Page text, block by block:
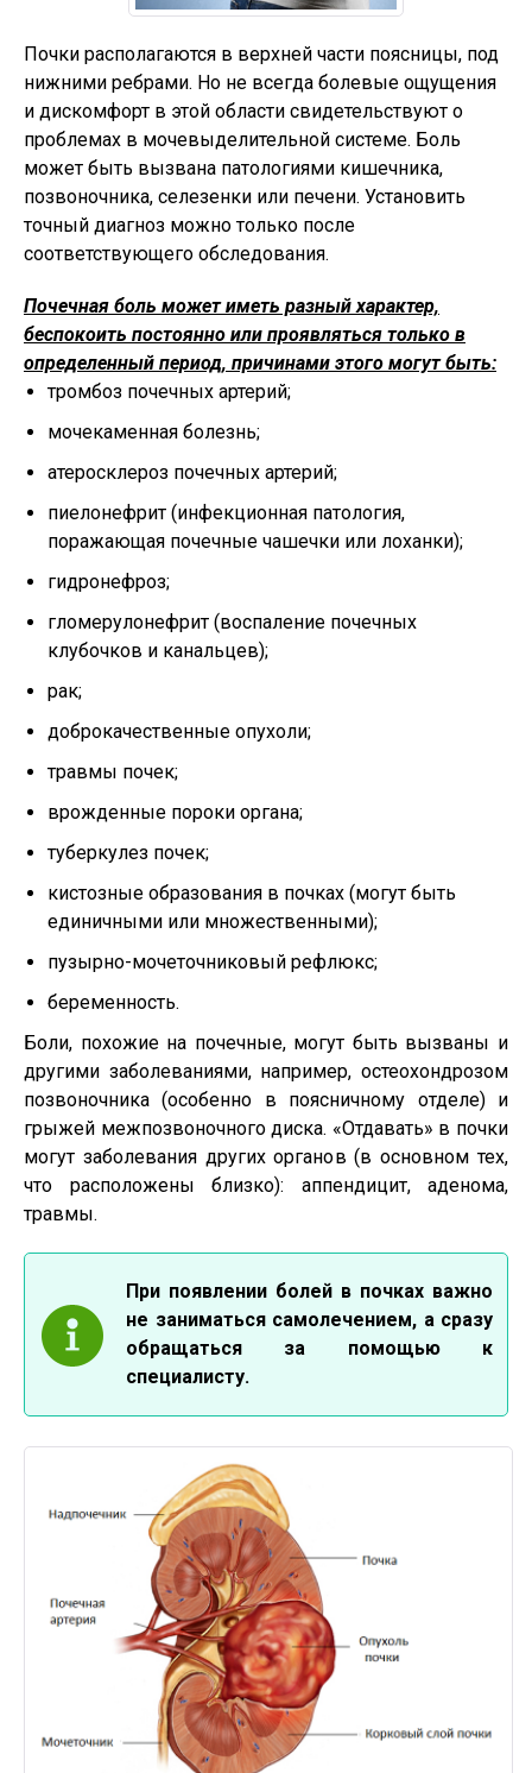
Почки располагаются в верхней части поясницы, под
нижними ребрами. Но не всегда болевые ощущения
и дискомфорт в этой области свидетельствуют о
проблемах в мочевыделительной системе. Боль
может быть вызвана патологиями кишечника,
позвоночника, селезенки или печени. Установить
точный диагноз можно только после
соответствующего обследования.
Почечная боль может иметь разный характер,
беспокоить постоянно или проявляться только в
определенный период, причинами этого могут быть:
тромбоз почечных артерий;
мочекаменная болезнь;
атеросклероз почечных артерий;
пиелонефрит (инфекционная патология,
поражающая почечные чашечки или лоханки);
гидронефроз;
гломерулонефрит (воспаление почечных
клубочков и канальцев);
рак;
доброкачественные опухоли;
травмы почек;
врожденные пороки органа;
туберкулез почек;
кистозные образования в почках (могут быть
единичными или множественными);
пузырно-мочеточниковый рефлюкс;
беременность.
Боли, похожие на почечные, могут быть вызваны и
другими заболеваниями, например, остеохондрозом
позвоночника (особенно в поясничному отделе) и
грыжей межпозвоночного диска. «Отдавать» в почки
могут заболевания других органов (в основном тех,
что расположены близко): аппендицит, аденома,
травмы.
При появлении болей в почках важно
не заниматься самолечением, а сразу
обращаться за помощью к
специалисту.